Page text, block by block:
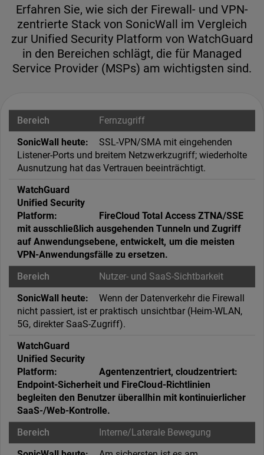
Erfahren Sie, wie sich der Firewall- und VPN-
zentrierte Stack von SonicWall im Vergleich
zur Unified Security Platform von WatchGuard
in den Bereichen schlägt, die für Managed
Service Provider (MSPs) am wichtigsten sind.
Fernzugriff
SSL-VPN/SMA mit eingehenden
Listener-Ports und breitem Netzwerkzugriff; wiederholte
Ausnutzung hat das Vertrauen beeinträchtigt.
FireCloud Total Access ZTNA/SSE
mit ausschließlich ausgehenden Tunneln und Zugriff
auf Anwendungsebene, entwickelt, um die meisten
VPN-Anwendungsfälle zu ersetzen.
Nutzer- und SaaS-Sichtbarkeit
Wenn der Datenverkehr die Firewall
nicht passiert, ist er praktisch unsichtbar (Heim-WLAN,
5G, direkter SaaS-Zugriff).
Agentenzentriert, cloudzentriert:
Endpoint-Sicherheit und FireCloud-Richtlinien
begleiten den Benutzer überallhin mit kontinuierlicher
SaaS-/Web-Kontrolle.
Interne/Laterale Bewegung